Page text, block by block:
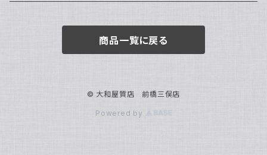
ボストンバッグ
チャーム・キーホルダー
BOTTEGA VENETA
商品一覧に戻る
© 大和屋質店 前橋三俣店
Powered by